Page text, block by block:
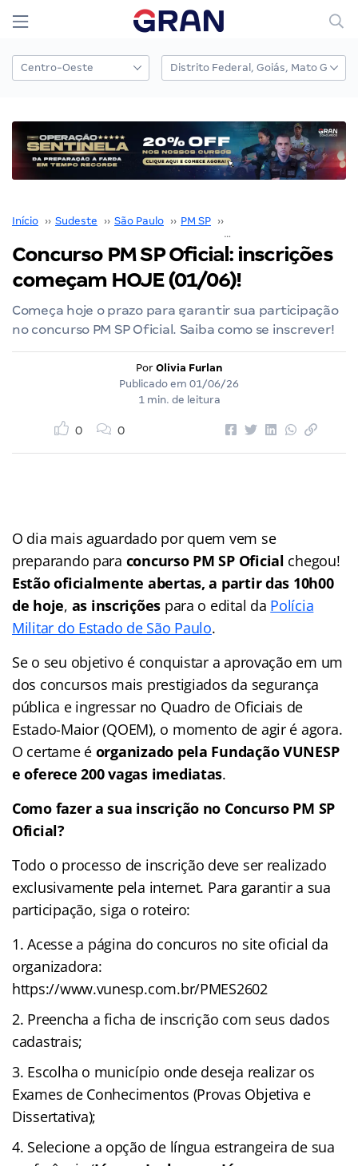
Início ›› Sudeste ›› São Paulo ›› PM SP ››
Concurso PM SP Oficial: inscrições
começam HOJE (01/06)!
Começa hoje o prazo para garantir sua participação
no concurso PM SP Oficial. Saiba como se inscrever!
Por Olivia Furlan
Publicado em 01/06/26
1 min. de leitura
0 0
O dia mais aguardado por quem vem se
preparando para concurso PM SP Oficial chegou!
Estão oficialmente abertas, a partir das 10h00
de hoje, as inscrições para o edital da Polícia
Militar do Estado de São Paulo.
Se o seu objetivo é conquistar a aprovação em um
dos concursos mais prestigiados da segurança
pública e ingressar no Quadro de Oficiais de
Estado-Maior (QOEM), o momento de agir é agora.
O certame é organizado pela Fundação VUNESP
e oferece 200 vagas imediatas.
Como fazer a sua inscrição no Concurso PM SP
Oficial?
Todo o processo de inscrição deve ser realizado
exclusivamente pela internet. Para garantir a sua
participação, siga o roteiro:
Acesse a página do concuros no site oficial da
organizadora:
https://www.vunesp.com.br/PMES2602
Preencha a ficha de inscrição com seus dados
cadastrais;
Escolha o município onde deseja realizar os
Exames de Conhecimentos (Provas Objetiva e
Dissertativa);
Selecione a opção de língua estrangeira de sua